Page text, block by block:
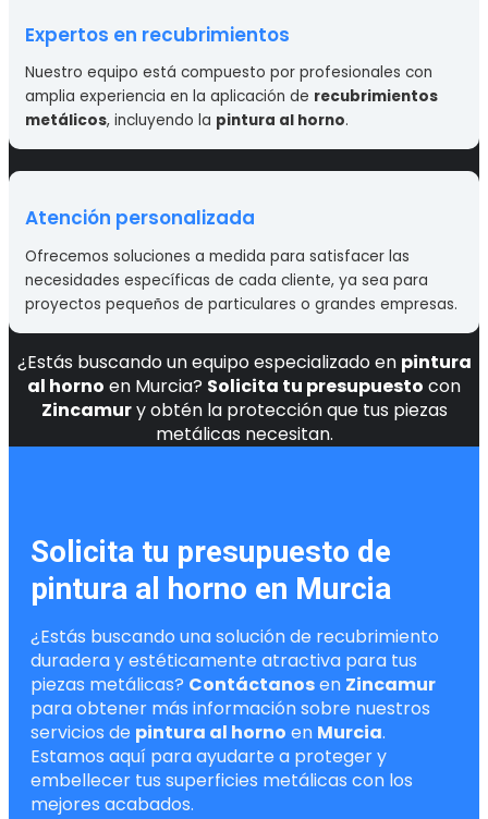
Expertos en recubrimientos
Nuestro equipo está compuesto por profesionales con
amplia experiencia en la aplicación de recubrimientos
metálicos, incluyendo la pintura al horno.
Atención personalizada
Ofrecemos soluciones a medida para satisfacer las
necesidades específicas de cada cliente, ya sea para
proyectos pequeños de particulares o grandes empresas.
¿Estás buscando un equipo especializado en pintura
al horno en Murcia? Solicita tu presupuesto con
Zincamury obtén la protección que tus piezas
metálicas necesitan.
Solicita tu presupuesto de
pintura al horno en Murcia
¿Estás buscando una solución de recubrimiento
duradera y estéticamente atractiva para tus
piezas metálicas? Contáctanosen Zincamur
para obtener más información sobre nuestros
servicios de pintura al horno en Murcia.
Estamos aquí para ayudarte a proteger y
embellecer tus superficies metálicas con los
mejores acabados.